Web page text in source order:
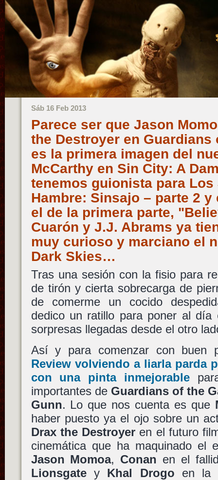
Sáb 16 Feb 2013
Parece ser que Jason
the Destroyer en Guardians
es la primera imagen del
McCarthy en Sin City: A
tenemos guionista para Los
Hambre: Sinsajo – parte 2
el de la primera parte,
Cuarón y J.J. Abrams ya
muy curioso y marciano el
Dark Skies…
Tras una sesión con la fisio para
de tirón y cierta sobrecarga de
de comerme un cocido
dedico un ratillo para poner al
sorpresas llegadas desde el otro
Así y para comenzar con buen
Review volviendo a liarla parda
con una pinta inmejorable
importantes de Guardians of the
Gunn. Lo que nos cuenta es que
haber puesto ya el ojo sobre un
Drax the Destroyer en el futuro
cinemática que ha maquinado el
Jason Momoa, Conan en el
Lionsgatey Khal Drogo en la